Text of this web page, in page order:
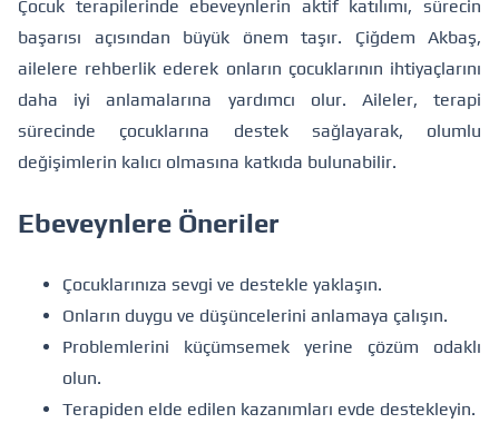
Çocuk terapilerinde ebeveynlerin aktif katılımı, sürecin
başarısı açısından büyük önem taşır. Çiğdem Akbaş,
ailelere rehberlik ederek onların çocuklarının ihtiyaçlarını
daha iyi anlamalarına yardımcı olur. Aileler, terapi
sürecinde çocuklarına destek sağlayarak, olumlu
değişimlerin kalıcı olmasına katkıda bulunabilir.
Ebeveynlere Öneriler
Çocuklarınıza sevgi ve destekle yaklaşın.
Onların duygu ve düşüncelerini anlamaya çalışın.
Problemlerini küçümsemek yerine çözüm odaklı
olun.
Terapiden elde edilen kazanımları evde destekleyin.